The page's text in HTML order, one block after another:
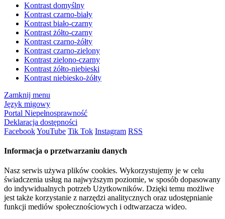
Kontrast domyślny
Kontrast czarno-biały
Kontrast biało-czarny
Kontrast żółto-czarny
Kontrast czarno-żółty
Kontrast czarno-zielony
Kontrast zielono-czarny
Kontrast żółto-niebieski
Kontrast niebiesko-żółty
Zamknij menu
Język migowy
Portal Niepełnosprawność
Deklaracja dostępności
FacebookYouTube Tik Tok Instagram RSS
Informacja o przetwarzaniu danych
Nasz serwis używa plików cookies. Wykorzystujemy je w celu
świadczenia usług na najwyższym poziomie, w sposób dopasowany
do indywidualnych potrzeb Użytkowników. Dzięki temu możliwe
jest także korzystanie z narzędzi analitycznych oraz udostępnianie
funkcji mediów społecznościowych i odtwarzacza wideo.